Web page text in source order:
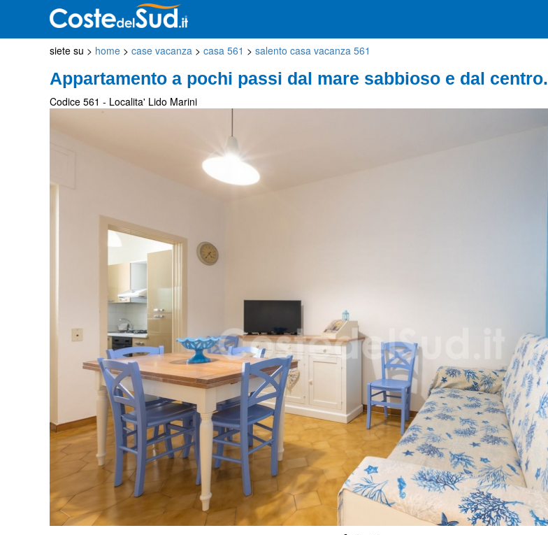
siete su > home> case vacanza> casa 561 > salento casa vacanza 561
Appartamento a pochi passi dal mare sabbioso e dal centro.
Codice 561 - Localita' Lido Marini